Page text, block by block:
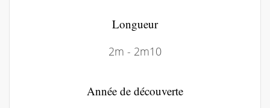
Longueur
2m - 2m10
Année de découverte